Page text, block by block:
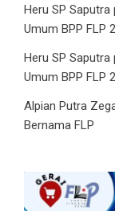
Heru SP Saputra
Umum BPP FLP
Heru SP Saputra
Umum BPP FLP
Alpian Putra
Bernama FLP